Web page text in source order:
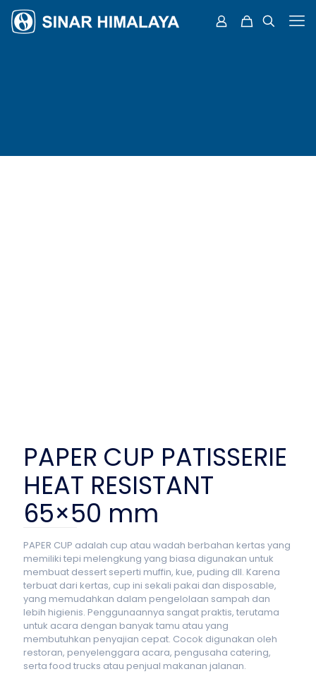
PAPER CUP PATISSERIE
HEAT RESISTANT
65×50 mm
PAPER CUP adalah cup atau wadah berbahan kertas yang
memiliki tepi melengkung yang biasa digunakan untuk
membuat dessert seperti muffin, kue, puding dll. Karena
terbuat dari kertas, cup ini sekali pakai dan disposable,
yang memudahkan dalam pengelolaan sampah dan
lebih higienis. Penggunaannya sangat praktis, terutama
untuk acara dengan banyak tamu atau yang
membutuhkan penyajian cepat. Cocok digunakan oleh
restoran, penyelenggara acara, pengusaha catering,
serta food trucks atau penjual makanan jalanan.